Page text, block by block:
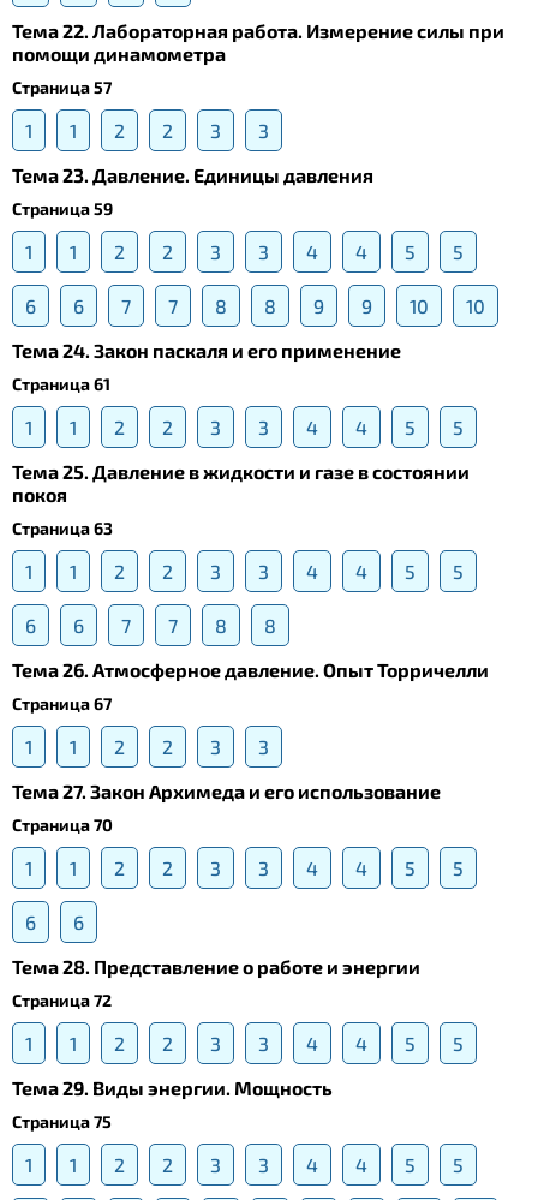
Тема 22. Лабораторная работа. Измерение силы при
помощи динамометра
Страница 57
1 1 2 2 3
3
Тема 23. Давление. Единицы давления
Страница 59
1 1 2 2 3 3 4 4 5 5
6 6 7 7 8 8 9 9 10
10
Тема 24. Закон паскаля и его применение
Страница 61
1 1 2 2 3 3 4 4 5
5
Тема 25. Давление в жидкости и газе в состоянии
покоя
Страница 63
1 1 2 2 3 3 4 4 5 5
6 6 7 7 8
8
Тема 26. Атмосферное давление. Опыт Торричелли
Страница 67
1 1 2 2 3
3
Тема 27. Закон Архимеда и его использование
Страница 70
1 1 2 2 3 3 4 4 5 5
6
6
Тема 28. Представление о работе и энергии
Страница 72
1 1 2 2 3 3 4 4 5
5
Тема 29. Виды энергии. Мощность
Страница 75
1 1 2 2 3 3 4 4 5 5